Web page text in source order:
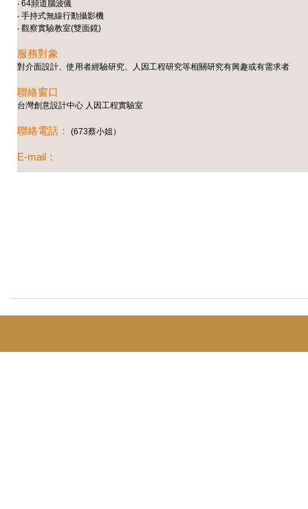
‧ 64頻道腦波儀
‧ 手持式無線行動攝影機
‧ 觀察實驗教室(雙面鏡)
服務對象
對介面設計、使用者經驗研究、人因工程研究等相關研究有興趣或有需求者
聯絡窗口
台灣創意設計中心 人因工程實驗室
聯絡電話： (673蔡小姐）
E-mail：